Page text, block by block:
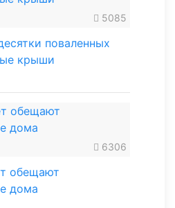
5085
поваленных
крыши
6306
обещают
дома